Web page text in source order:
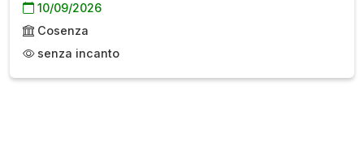
10/09/2026
Cosenza
senza incanto